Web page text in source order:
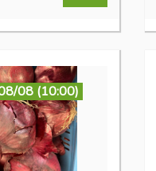
08 (10:00)